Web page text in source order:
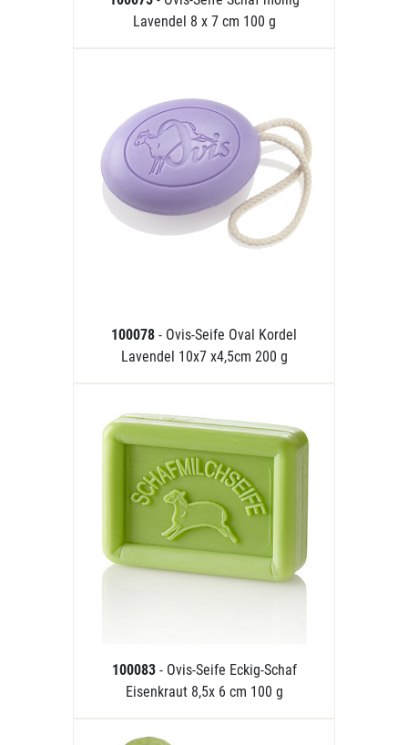
Lavendel 8 x 7 cm 100 g
100078 - Ovis-Seife Oval Kordel
Lavendel 10x7 x4,5cm 200 g
100083 - Ovis-Seife Eckig-Schaf
Eisenkraut 8,5x 6 cm 100 g